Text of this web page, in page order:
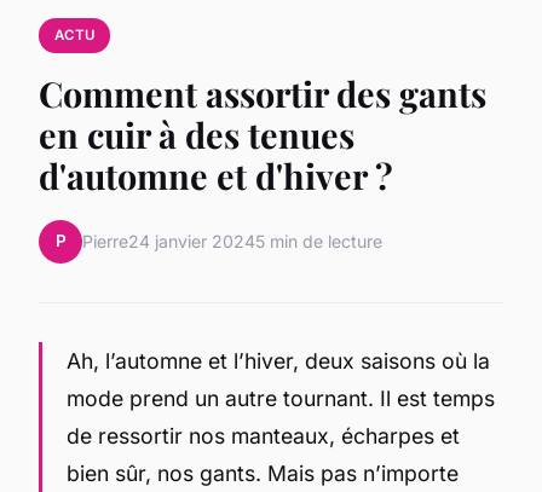
ACTU
Comment assortir des gants
en cuir à des tenues
d'automne et d'hiver ?
P Pierre24 janvier 20245 min de lecture
Ah, l’automne et l’hiver, deux saisons où la
mode prend un autre tournant. Il est temps
de ressortir nos manteaux, écharpes et
bien sûr, nos gants. Mais pas n’importe